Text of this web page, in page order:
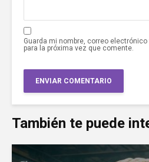
Guarda mi nombre, correo
para la próxima vez que comente.
También te puede